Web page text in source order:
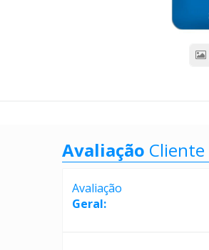
Avaliação Cliente
Avaliação
Geral: